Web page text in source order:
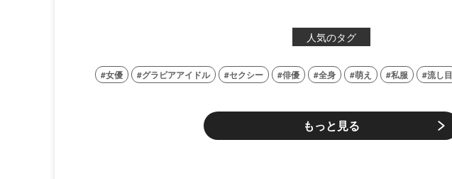
人気のタグ
女優 グラビアアイドル セクシー 俳優 全身 萌え 私服 流し目
もっと見る